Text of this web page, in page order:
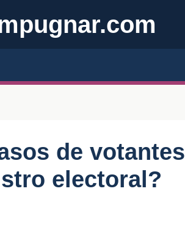
de votantes
electoral?